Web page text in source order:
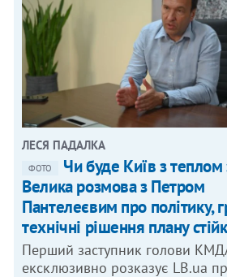
ЛЕСЯ ПАДАЛКА
ФОТО
Чи буде Київ з
Велика розмова з Петром
Пантелеєвим про політику,
технічні рішення плану
Перший заступник голови
ексклюзивно розказує LB.ua